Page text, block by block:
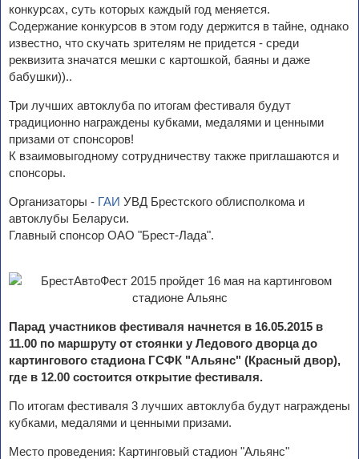
конкурсах, суть которых каждый год меняется.
Содержание конкурсов в этом году держится в тайне, однако
известно, что скучать зрителям не придется - среди
реквизита значатся мешки с картошкой, баяны и даже
бабушки))..
Три лучших автоклуба по итогам фестиваля будут
традиционно награждены кубками, медалями и ценными
призами от спонсоров!
К взаимовыгодному сотрудничеству также приглашаются и
спонсоры.
Организаторы - ГАИ УВД Брестского облисполкома и
автоклубы Беларуси.
Главный спонсор ОАО "Брест-Лада".
Парад участников фестиваля начнется в 16.05.2015 в
11.00 по маршруту от стоянки у Ледового дворца до
картингового стадиона ГСФК "Альянс" (Красный двор),
где в 12.00 состоится открытие фестиваля.
По итогам фестиваля 3 лучших автоклуба будут награждены
кубками, медалями и ценными призами.
Место проведения: Картинговый стадион "Альянс"